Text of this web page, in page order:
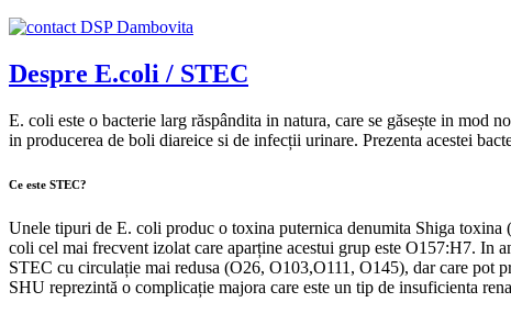
Despre E.coli / STEC
E. coli este o bacterie larg răspândita in natura, care se găsește in
in producerea de boli diareice si de infecții urinare. Prezenta acestei
Ce este STEC?
Unele tipuri de E. coli produc o toxina puternica denumita Shiga
coli cel mai frecvent izolat care aparține acestui grup este O157:H7. In
STEC cu circulație mai redusa (O26, O103,O111, O145), dar care
SHU reprezintă o complicație majora care este un tip de insuficienta